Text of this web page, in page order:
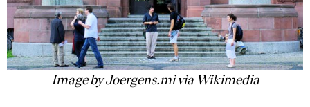
Image by Joergens.mi via Wikimedia